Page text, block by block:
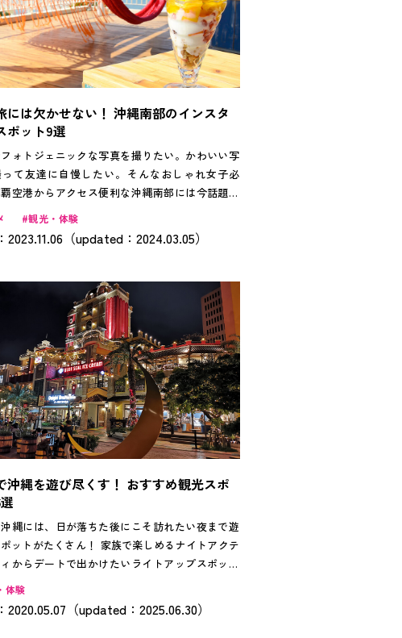
には欠かせない！ 沖縄南部のインスタ
ポット9選
ォトジェニックな写真を撮りたい。かわいい写
って友達に自慢したい。そんなおしゃれ女子必
空港からアクセス便利な沖縄南部には今話題の
グルメや絶景スポット、穴場スポットまで写真映
スポットが盛りだくさん。今すぐSNSに投稿した
つのスポットを紹介します。
観光・体験
（updated：2024.03.05）
沖縄を遊び尽くす！ おすすめ観光スポ
縄には、日が落ちた後にこそ訪れたい夜まで遊
ットがたくさん！ 家族で楽しめるナイトアクテ
からデートで出かけたいライトアップスポット
県内に点在する魅力的な観光スポットを厳選して
ます。今度の旅行では、夜まで沖縄を楽しんでみ
？
体験
（updated：2025.06.30）